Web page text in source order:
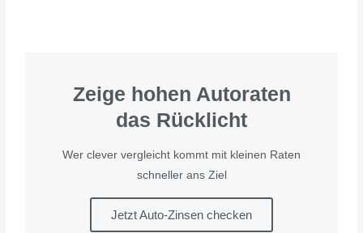
Zeige hohen Autoraten
das Rücklicht
Wer clever vergleicht kommt mit kleinen Raten
schneller ans Ziel
Jetzt Auto-Zinsen checken